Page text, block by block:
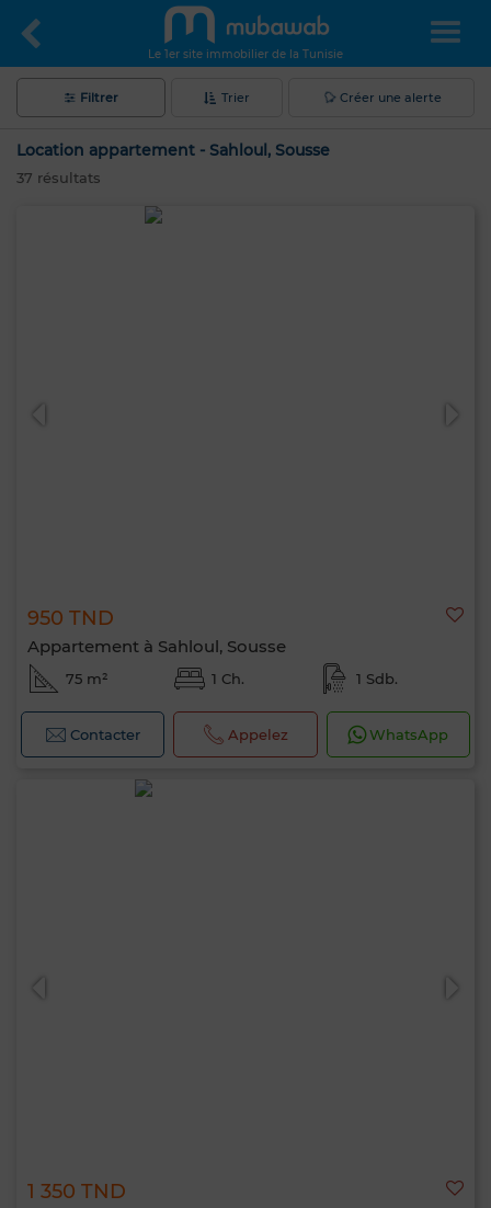
Le 1er site immobilier de la Tunisie
Filtrer Trier Créer une alerte
Location appartement - Sahloul, Sousse
37 résultats
950 TND
Appartement à Sahloul, Sousse
75 m² 1 Ch. 1 Sdb.
Contacter Appelez WhatsApp
1 350 TND